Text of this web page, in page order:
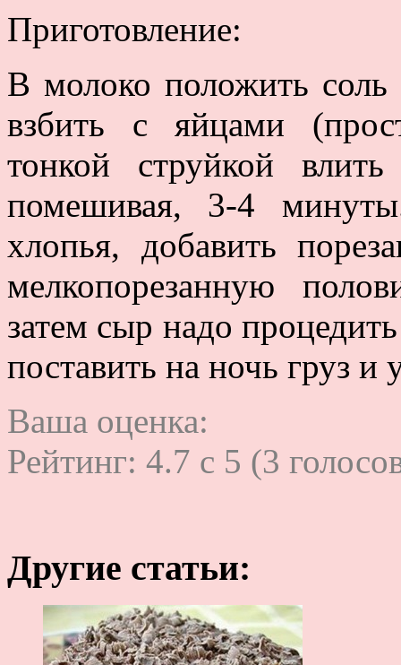
Приготовление:
В молоко положить соль
взбить с яйцами
тонкой струйкой
помешивая, 3-4
хлопья, добавить
мелкопорезанную
затем сыр надо
поставить на ночь груз и
Ваша оценка:
Рейтинг: 4.7 c 5 (3
Другие статьи: